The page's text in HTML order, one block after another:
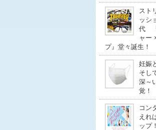
スト
ッシ
代
ャー
プ』堂々誕生！
妊娠
そし
深～
覚！
コン
えれ
ップ